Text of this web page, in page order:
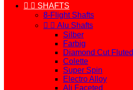
  SHAFTS
8-Flight Shafts
  Alu Shafts
Silber
Farbig
Diamond Cut Fluted
Colette
Super Spin
Electro Alloy
Ali Faceted